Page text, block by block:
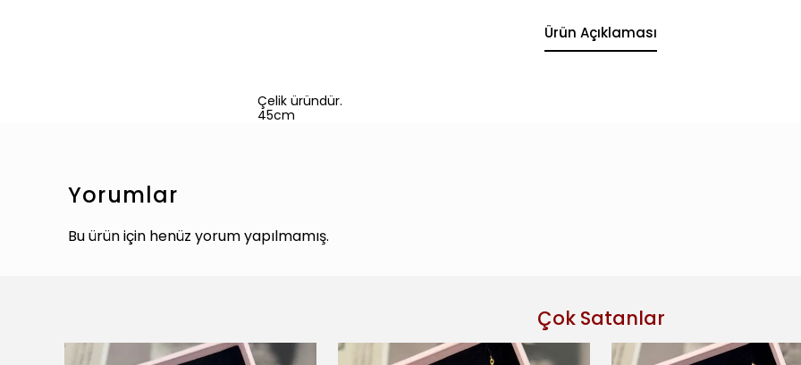
Ürün Açıklaması
Çelik üründür.
45cm
Yorumlar
Bu ürün için henüz yorum yapılmamış.
Çok Satanlar